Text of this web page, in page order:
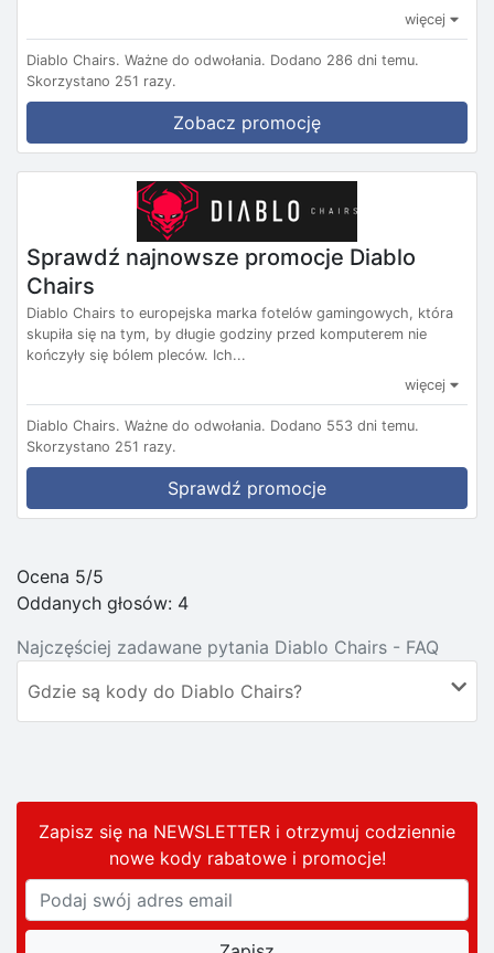
więcej
Diablo Chairs. Ważne do odwołania. Dodano 286 dni temu.
Skorzystano 251 razy.
Zobacz promocję
Sprawdź najnowsze promocje Diablo
Chairs
Diablo Chairs to europejska marka fotelów gamingowych, która
skupiła się na tym, by długie godziny przed komputerem nie
kończyły się bólem pleców. Ich...
więcej
Diablo Chairs. Ważne do odwołania. Dodano 553 dni temu.
Skorzystano 251 razy.
Sprawdź promocje
Ocena 5/5
Oddanych głosów: 4
Najczęściej zadawane pytania Diablo Chairs - FAQ
Gdzie są kody do Diablo Chairs?
Zapisz się na NEWSLETTER i otrzymuj codziennie
nowe kody rabatowei promocje!